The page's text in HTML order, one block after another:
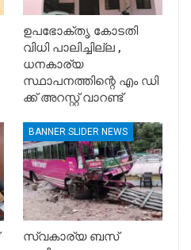
ഉപഭോക്തൃ കോടതി
വിധി പാലിച്ചില്ല ,
ധനകാര്യ
സ്ഥാപനത്തിന്റെ എം ഡി
ക്ക് അറസ്റ്റ് വാറണ്ട്
BANNER SLIDER NEWS
സ്വകാര്യ ബസ്